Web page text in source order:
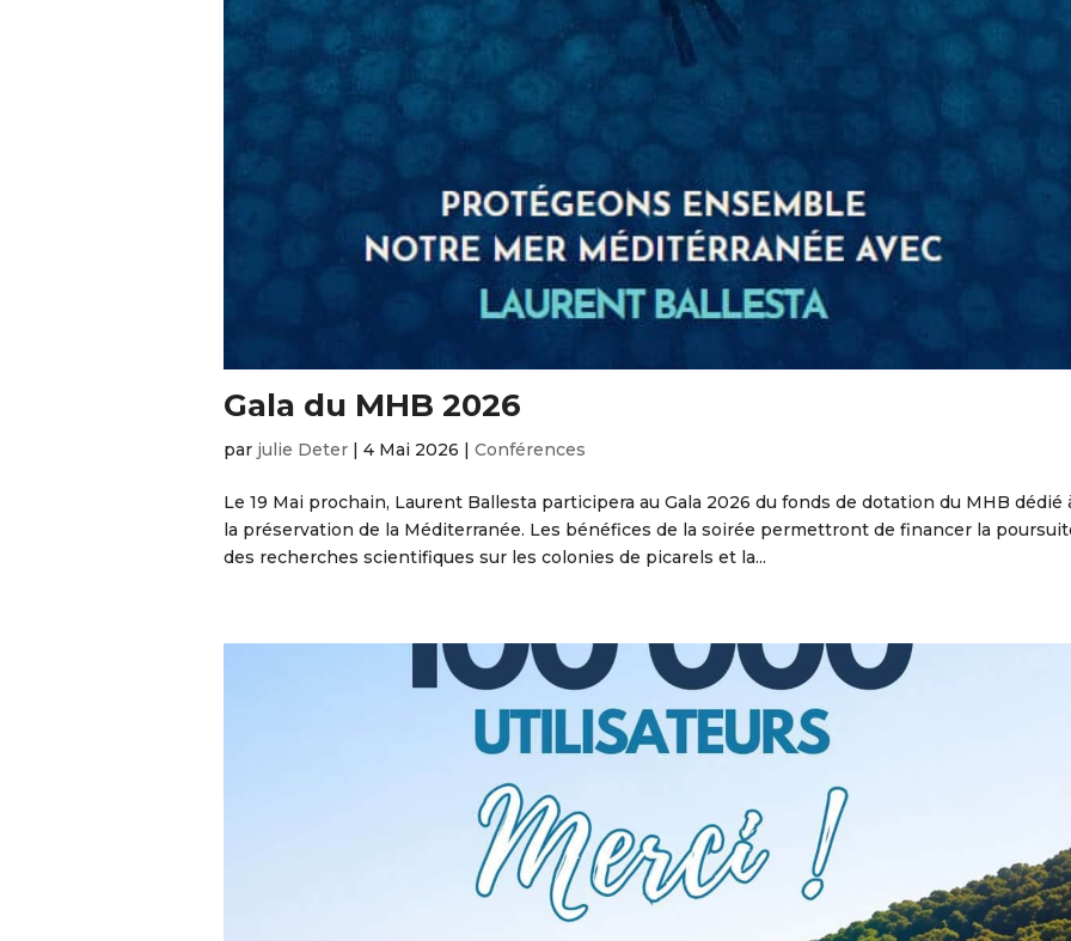
Gala du MHB 2026
par julie Deter | 4 Mai 2026 | Conférences
Le 19 Mai prochain, Laurent Ballesta participera au Gala 2026 du fonds de dotation du MHB dédié
la préservation de la Méditerranée. Les bénéfices de la soirée permettront de financer la
des recherches scientifiques sur les colonies de picarels et la...